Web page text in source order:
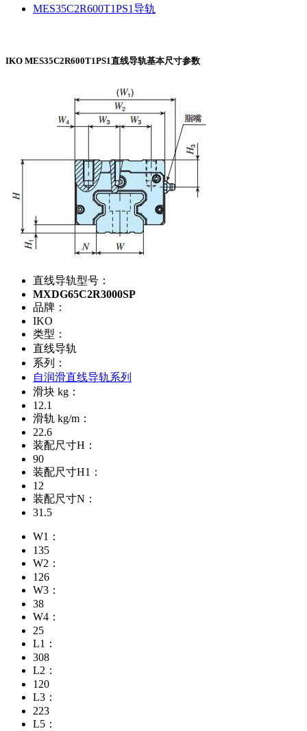
MES35C2R600T1PS1导轨
IKO MES35C2R600T1PS1直线导轨基本尺寸参数
直线导轨型号：
MXDG65C2R3000SP
品牌：
IKO
类型：
直线导轨
系列：
自润滑直线导轨系列
滑块 kg：
12.1
滑轨 kg/m：
22.6
装配尺寸H：
90
装配尺寸H1：
12
装配尺寸N：
31.5
W1：
135
W2：
126
W3：
38
W4：
25
L1：
308
L2：
120
L3：
223
L5：